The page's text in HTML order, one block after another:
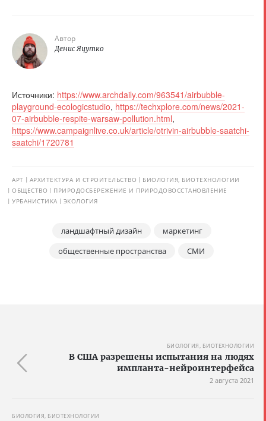
Автор
Денис Яцутко
Источники: https://www.archdaily.com/963541/airbubble-
playground-ecologicstudio, https://techxplore.com/news/2021-
07-airbubble-respite-warsaw-pollution.html,
https://www.campaignlive.co.uk/article/otrivin-airbubble-saatchi-
saatchi/1720781
АРТ АРХИТЕКТУРА И СТРОИТЕЛЬСТВО
БИОЛОГИЯ, БИОТЕХНОЛОГИИ
ОБЩЕСТВО
ПРИРОДОСБЕРЕЖЕНИЕ И ПРИРОДОВОССТАНОВЛЕНИЕ
УРБАНИСТИКА
ЭКОЛОГИЯ
ландшафтный дизайн
маркетинг
общественные пространства
СМИ
БИОЛОГИЯ, БИОТЕХНОЛОГИИ
В США разрешены испытания на людях
импланта-нейроинтерфейса
2 августа 2021
БИОЛОГИЯ, БИОТЕХНОЛОГИИ